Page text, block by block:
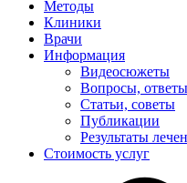
Методы
Клиники
Врачи
Информация
Видеосюжеты
Вопросы, ответы
Статьи, советы
Публикации
Результаты
Стоимость услуг